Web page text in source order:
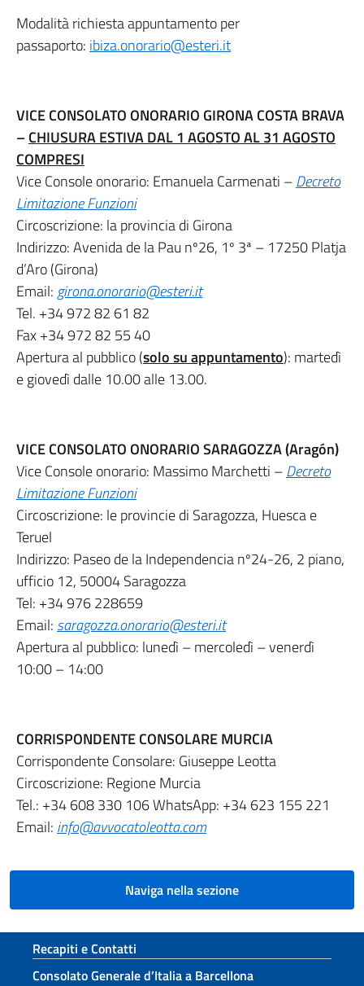
Modalità richiesta appuntamento per
passaporto: ibiza.onorario@esteri.it
VICE CONSOLATO ONORARIO GIRONA COSTA BRAVA
– CHIUSURA ESTIVA DAL 1 AGOSTO AL 31 AGOSTO
COMPRESI
Vice Console onorario: Emanuela Carmenati –Decreto
Limitazione Funzioni
Circoscrizione: la provincia di Girona
Indirizzo: Avenida de la Pau nº26, 1º 3ª – 17250 Platja
d’Aro (Girona)
Email:girona.onorario@esteri.it
Tel. +34 972 82 61 82
Fax +34 972 82 55 40
Apertura al pubblico (solo su appuntamento): martedì
e giovedì dalle 10.00 alle 13.00.
VICE CONSOLATO ONORARIO SARAGOZZA (Aragón)
Vice Console onorario: Massimo Marchetti –Decreto
Limitazione Funzioni
Circoscrizione: le provincie di Saragozza, Huesca e
Teruel
Indirizzo: Paseo de la Independencia nº24-26, 2 piano,
ufficio 12, 50004 Saragozza
Tel: +34 976 228659
Email: saragozza.onorario@esteri.it
Apertura al pubblico: lunedì – mercoledì – venerdì
10:00 – 14:00
CORRISPONDENTE CONSOLARE MURCIA
Corrispondente Consolare: Giuseppe Leotta
Circoscrizione: Regione Murcia
Tel.: +34 608 330 106 WhatsApp: +34 623 155 221
Email: info@avvocatoleotta.com
Naviga nella sezione
Sezione footer
Recapiti e Contatti
Consolato Generale d’Italia a Barcellona